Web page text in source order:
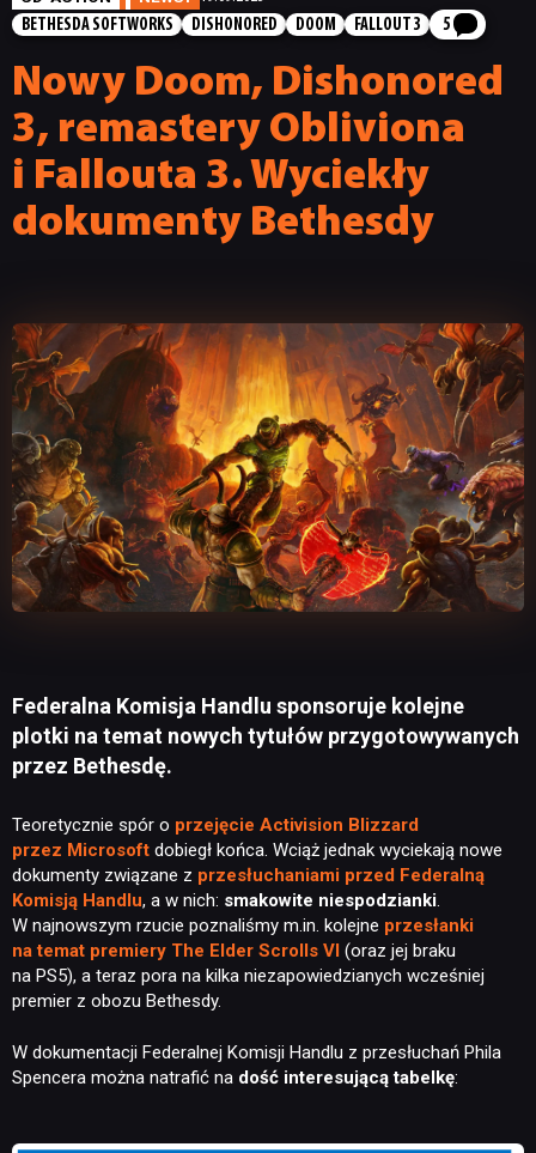
BETHESDA SOFTWORKS
DISHONORED DOOM FALLOUT 3 5
Nowy Doom, Dishonored
3, remastery Obliviona
i Fallouta 3. Wyciekły
dokumenty Bethesdy
Federalna Komisja Handlu sponsoruje kolejne
plotki na temat nowych tytułów przygotowywanych
przez Bethesdę.
Teoretycznie spór o przejęcie Activision Blizzard
przez Microsoft dobiegł końca. Wciąż jednak wyciekają nowe
dokumenty związane z przesłuchaniami przed Federalną
Komisją Handlu, a w nich: smakowite niespodzianki
W najnowszym rzucie poznaliśmy m.in. kolejne przesłanki
na temat premiery The Elder Scrolls VI (oraz jej braku
na PS5), a teraz pora na kilka niezapowiedzianych wcześniej
premier z obozu Bethesdy.
W dokumentacji Federalnej Komisji Handlu z przesłuchań Phila
Spencera można natrafić na dość interesującą tabelkę: